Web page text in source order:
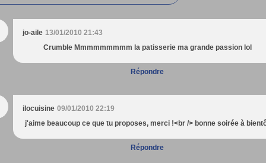
jo-aile 13/01/2010 21:43
Crumble Mmmmmmmmm la patisserie ma grande passion lol
Répondre
ilocuisine 09/01/2010 22:19
j'aime beaucoup ce que tu proposes, merci !<br /> bonne soirée à
Répondre